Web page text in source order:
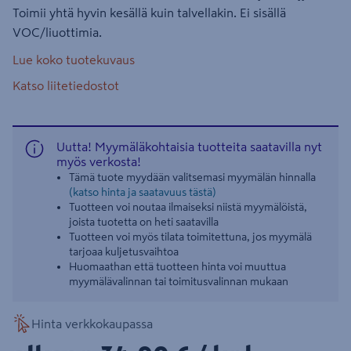
Toimii yhtä hyvin kesällä kuin talvellakin. Ei sisällä
VOC/liuottimia.
Lue koko tuotekuvaus
Katso liitetiedostot
Uutta! Myymäläkohtaisia tuotteita saatavilla nyt
myös verkosta!
Tämä tuote myydään valitsemasi myymälän hinnalla
(katso hinta ja saatavuus tästä)
Tuotteen voi noutaa ilmaiseksi niistä myymälöistä,
joista tuotetta on heti saatavilla
Tuotteen voi myös tilata toimitettuna, jos myymälä
tarjoaa kuljetusvaihtoa
Huomaathan että tuotteen hinta voi muuttua
myymälävalinnan tai toimitusvalinnan mukaan
Hinta verkkokaupassa